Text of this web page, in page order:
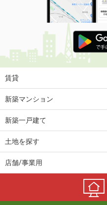
賃貸
新築マンション
新築一戸建て
土地を探す
店舗/事業用